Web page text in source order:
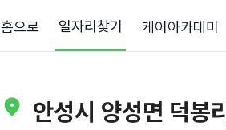
홈으로 일자리찾기 케어아카데미
안성시 양성면 덕봉리